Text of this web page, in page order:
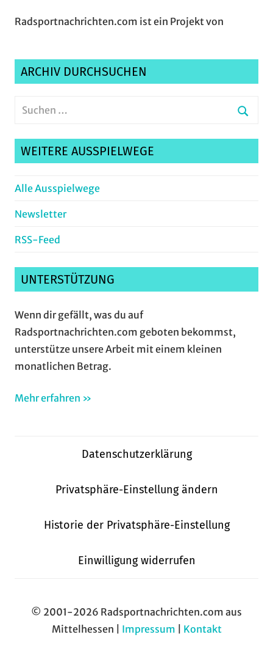
Radsportnachrichten.com ist ein Projekt von
ARCHIV DURCHSUCHEN
Suchen
WEITERE AUSSPIELWEGE
Alle Ausspielwege
Newsletter
RSS-Feed
UNTERSTÜTZUNG
Wenn dir gefällt, was du auf
Radsportnachrichten.com geboten bekommst,
unterstütze unsere Arbeit mit einem kleinen
monatlichen Betrag.
Mehr erfahren »
Datenschutzerklärung
Privatsphäre-Einstellung ändern
Historie der Privatsphäre-Einstellung
Einwilligung widerrufen
© 2001-2026 Radsportnachrichten.com aus
Mittelhessen | Impressum Kontakt